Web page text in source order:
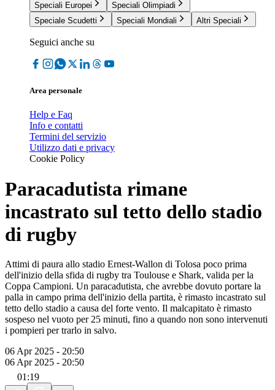
Speciali Europei
Speciali Olimpiadi
Speciale Scudetti
Speciali Mondiali Altri Speciali
Seguici anche su
Area personale
Help e Faq
Info e contatti
Termini del servizio
Utilizzo dati e privacy
Cookie Policy
Paracadutista rimane
incastrato sul tetto dello stadio
di rugby
Attimi di paura allo stadio Ernest-Wallon di Tolosa poco prima
dell'inizio della sfida di rugby tra Toulouse e Shark, valida per la
Coppa Campioni. Un paracadutista, che avrebbe dovuto portare la
palla in campo prima dell'inizio della partita, è rimasto incastrato sul
tetto dello stadio a causa del forte vento. Il malcapitato è rimasto
sospeso nel vuoto per 25 minuti, fino a quando non sono intervenuti
i pompieri per trarlo in salvo.
06 Apr 2025 - 20:50
06 Apr 2025 - 20:50
01:19